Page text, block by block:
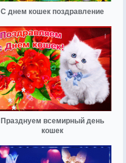
С днем кошек поздравление
Празднуем всемирный день
кошек